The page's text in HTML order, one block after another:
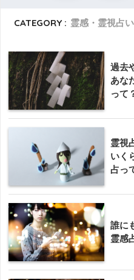
CATEGORY : 霊感・霊視占
過去
あな
って
霊視
いく
占っ
誰に
霊感